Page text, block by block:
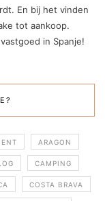
En bij het vinden
tot aankoop.
in Spanje!
ARAGON
CAMPING
COSTA BRAVA